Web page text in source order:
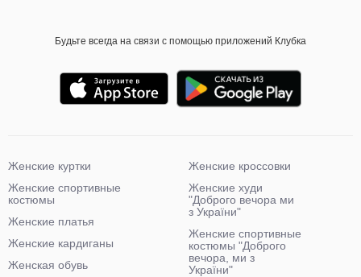
Будьте всегда на связи с помощью приложений Клубка
Женские куртки
Женские спортивные
костюмы
Женские платья
Женские кардиганы
Женская обувь
Женские кроссовки
Женские худи
"Доброго вечора ми
з України"
Женские спортивные
костюмы "Доброго
вечора, ми з
України"